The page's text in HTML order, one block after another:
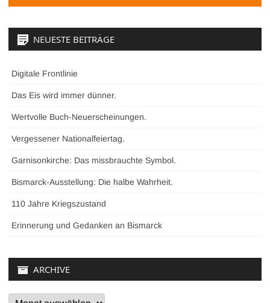
NEUESTE BEITRÄGE
Digitale Frontlinie
Das Eis wird immer dünner.
Wertvolle Buch-Neuerscheinungen.
Vergessener Nationalfeiertag.
Garnisonkirche: Das missbrauchte Symbol.
Bismarck-Ausstellung: Die halbe Wahrheit.
110 Jahre Kriegszustand
Erinnerung und Gedanken an Bismarck
ARCHIVE
Archive